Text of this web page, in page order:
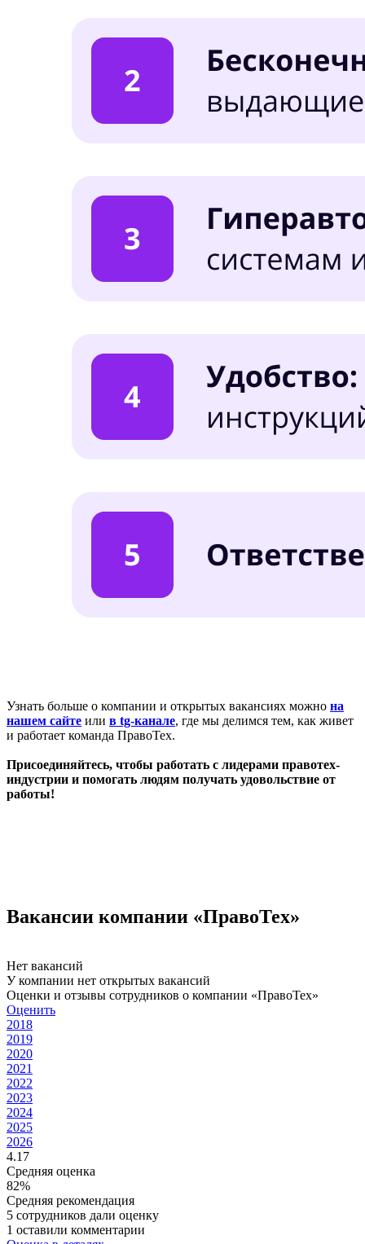
Узнать больше о компании и открытых вакансиях можно на
нашем сайте или в tg-канале, где мы делимся тем, как живет
и работает команда ПравоТех.
Присоединяйтесь, чтобы работать с лидерами правотех-
индустрии и помогать людям получать удовольствие от
работы!
Вакансии компании «ПравоТех»
Нет вакансий
У компании нет открытых вакансий
Оценки и отзывы сотрудников о компании «ПравоТех»
Оценить
2018
2019
2020
2021
2022
2023
2024
2025
2026
4.17
Средняя оценка
82%
Средняя рекомендация
5 сотрудников дали оценку
1 оставили комментарии